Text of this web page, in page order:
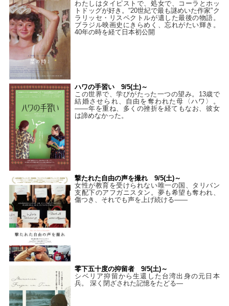
わたしはタイピストで、処⼥で、コーラとホッ
トドッグが好き。“20世紀で最も謎めいた作家”ク
ラリッセ・リスペクトルが遺した最後の物語。
ブラジル映画史にきらめく、忘れがたい輝き。
40年の時を経て⽇本初公開
ハワの手習い 9/5(土)～
この世界で、学びがたった一つの望み。13歳で
結婚させられ、自由を奪われた母〈ハワ〉。
——年を重ね、多くの挫折を経てもなお、彼女
は諦めなかった。
撃たれた自由の声を撮れ 9/5(土)～
女性が教育を受けられない唯一の国、タリバン
支配下のアフガニスタン。夢も希望も奪われ、
傷つき、それでも声を上げ続ける——
零下五十度の抑留者 9/5(土)～
シベリア抑留から生還した台湾出身の元日本
兵。 深く閉ざされた記憶をたどる—